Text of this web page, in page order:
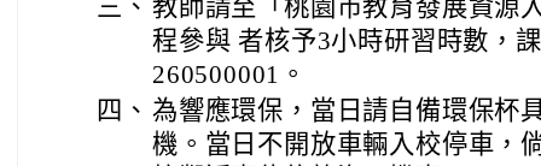
三、 教師請至「桃園市教育發展資源
程參與 者核予3小時研習時數，
260500001。
四、 為響應環保，當日請自備環保杯
機。當日不開放車輛入校停車，